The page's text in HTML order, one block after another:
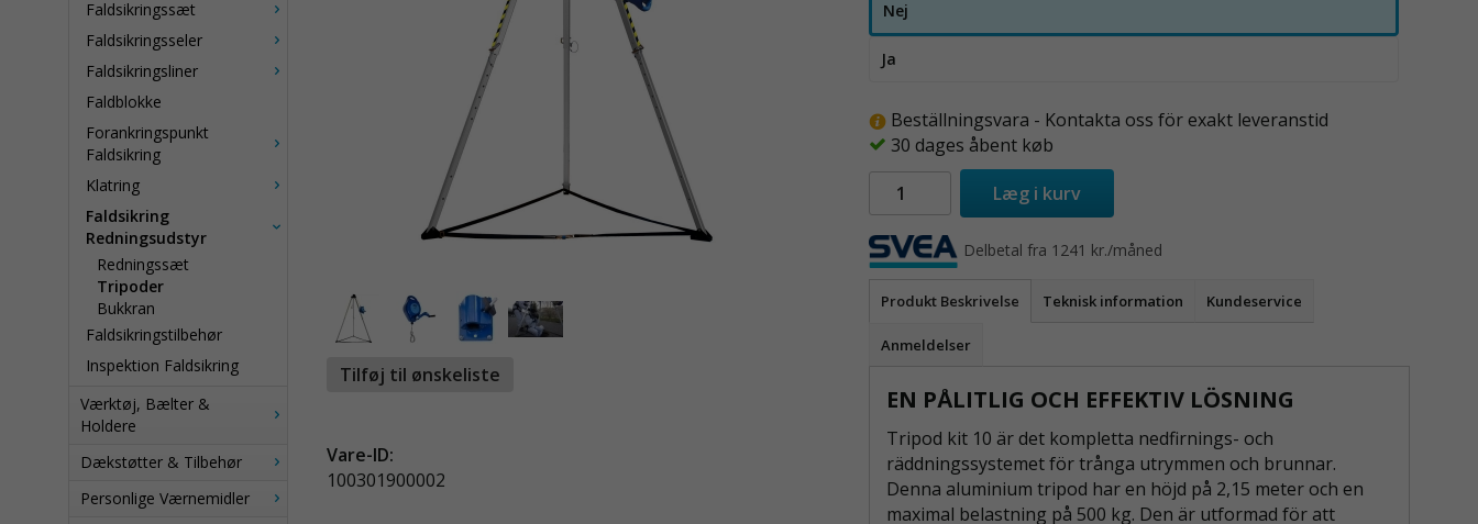
Faldsikringssæt
Faldsikringsseler
Faldsikringsliner
Faldblokke
Forankringspunkt
Faldsikring
Klatring
Faldsikring
Redningsudstyr
Redningssæt
Tripoder
Bukkran
Faldsikringstilbehør
Inspektion Faldsikring
Værktøj, Bælter &
Holdere
Dækstøtter & Tilbehør
Personlige Værnemidler
Nej
Ja
Beställningsvara - Kontakta oss för exakt leveranstid
30 dages åbent køb
Læg i kurv
Delbetal fra 1241 kr./måned
Produkt Beskrivelse Teknisk information Kundeservice
Anmeldelser
EN PÅLITLIG OCH EFFEKTIV LÖSNING
Tripod kit 10 är det kompletta nedfirnings- och
räddningssystemet för trånga utrymmen och brunnar.
Denna aluminium tripod har en höjd på 2,15 meter och en
maximal belastning på 500 kg. Den är utformad för att
Tilføj til ønskeliste
Vare-ID:
100301900002